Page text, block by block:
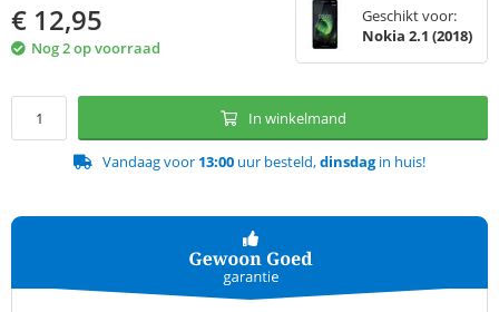
€ 12,95
Nog 2 op voorraad
Geschikt voor:
Nokia 2.1 (2018)
In winkelmand
Vandaag voor 13:00 uur besteld,dinsdagin huis!